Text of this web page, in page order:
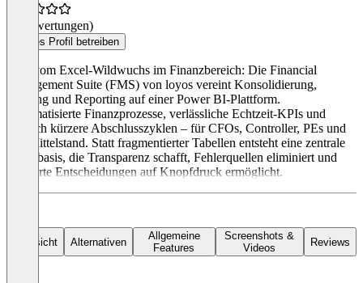
(0 Bewertungen)
Dieses Profil betreiben
Weg vom Excel-Wildwuchs im Finanzbereich: Die Financial
Management Suite (FMS) von loyos vereint Konsolidierung,
Planung und Reporting auf einer Power BI-Plattform.
Automatisierte Finanzprozesse, verlässliche Echtzeit-KPIs und
deutlich kürzere Abschlusszyklen – für CFOs, Controller, PEs und
den Mittelstand. Statt fragmentierter Tabellen entsteht eine zentrale
Datenbasis, die Transparenz schafft, Fehlerquellen eliminiert und
fundierte Entscheidungen auf Knopfdruck ermöglicht.
Übersicht Alternativen
Allgemeine
Features
Screenshots &
Videos
Reviews